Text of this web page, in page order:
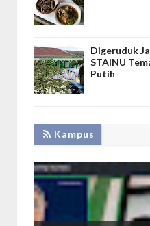
Digeruduk
STAINU
Putih
Kampus